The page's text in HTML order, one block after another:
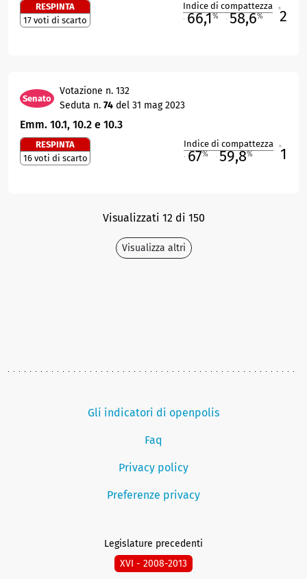
RESPINTA
17 voti di scarto
Indice di compattezza
66,1% 58,6% 2
Senato
Votazione n. 132
Seduta n. 74 del 31 mag 2023
Emm. 10.1, 10.2 e 10.3
RESPINTA
16 voti di scarto
Indice di compattezza
67% 59,8% 1
Visualizzati 12 di 150
Visualizza altri
Gli indicatori di openpolis
Faq
Privacy policy
Preferenze privacy
Legislature precedenti
XVI - 2008-2013